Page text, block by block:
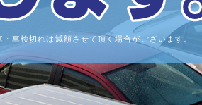
車検切れは減額させて頂く場合がございます。